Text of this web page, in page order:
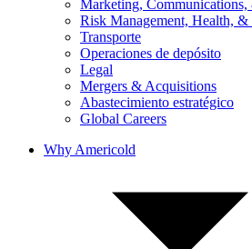
Marketing, Communications,
Risk Management, Health, &
Transporte
Operaciones de depósito
Legal
Mergers & Acquisitions
Abastecimiento estratégico
Global Careers
Why Americold